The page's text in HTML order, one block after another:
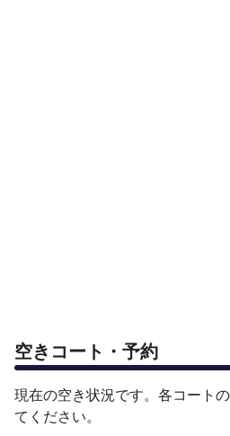
空きコート・予約
現在の空き状況です。各コート
てください。